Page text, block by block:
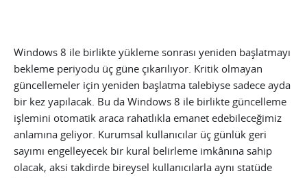
Windows 8 ile birlikte yükleme sonrası yeniden başlatmayı
bekleme periyodu üç güne çıkarılıyor. Kritik olmayan
güncellemeler için yeniden başlatma talebiyse sadece ayda
bir kez yapılacak. Bu da Windows 8 ile birlikte güncelleme
işlemini otomatik araca rahatlıkla emanet edebileceğimiz
anlamına geliyor. Kurumsal kullanıcılar üç günlük geri
sayımı engelleyecek bir kural belirleme imkânına sahip
olacak, aksi takdirde bireysel kullanıcılarla aynı statüde